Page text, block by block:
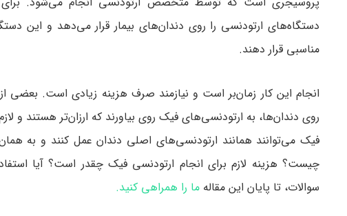
دستگاه‌های ارتودنسی را روی دندان‌های بیمار قرار می‌دهد و این
مناسبی قرار دهند.
انجام این کار زمان‌بر است و نیازمند صرف هزینه زیادی است. بعضی
روی دندان‌ها، به ارتودنسی‌های فیک روی بیاورند که ارزان‌تر هستند و
فیک می‌توانند همانند ارتودنسی‌های اصلی دندان عمل کنند و به
چیست؟ هزینه لازم برای انجام ارتودنسی فیک چقدر است؟ آیا
سوالات، تا پایان این مقاله ما را همراهی کنید.